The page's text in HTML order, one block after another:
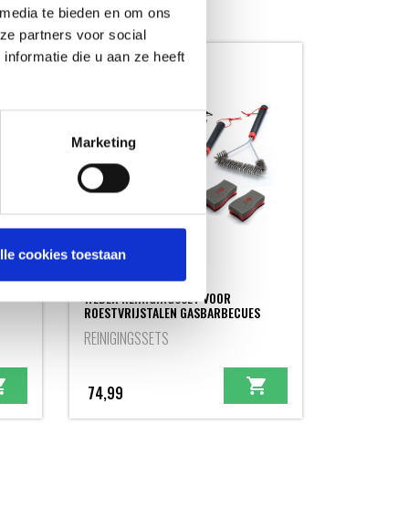
te bieden en om ons
partners voor social
die u aan ze heeft
Marketing
cookies toestaan
WEBER REINIGINGSSET VOOR
ROESTVRIJSTALEN GASBARBECUES
REINIGINGSSETS
74,99